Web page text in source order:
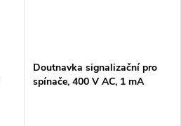
Doutnavka signalizační pro
spínače, 400 V AC, 1 mA